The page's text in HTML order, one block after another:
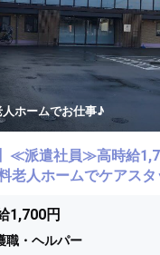
ホームでお仕事♪
】≪派遣社員≫高時給
老人ホームでケアスタ
1,700円
職・ヘルパー